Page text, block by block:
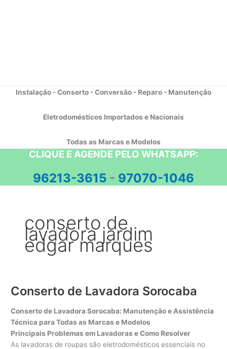
Instalação - Conserto - Conversão - Reparo - Manutenção
Eletrodomésticos Importados e Nacionais
Todas as Marcas e Modelos
CLIQUE E AGENDE PELO WHATSAPP:
96213-3615 - 97070-1046
conserto de
lavadora jardim
edgar marques
Conserto de Lavadora Sorocaba
Conserto de Lavadora Sorocaba: Manutenção e Assistência
Técnica para Todas as Marcas e Modelos
Principais Problemas em Lavadoras e Como Resolver
As lavadoras de roupas são eletrodomésticos essenciais no